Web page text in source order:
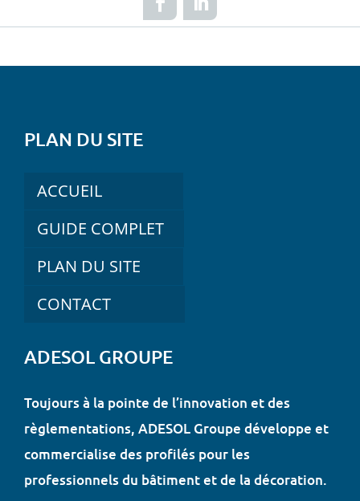
PLAN DU SITE
ACCUEIL
GUIDE COMPLET
PLAN DU SITE
CONTACT
ADESOL GROUPE
Toujours à la pointe de l’innovation et des
règlementations, ADESOL Groupe développe et
commercialise des profilés pour les
professionnels du bâtiment et de la décoration.